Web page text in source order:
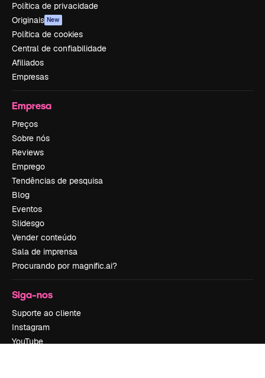
Política de privacidade
Originais New
Política de cookies
Central de confiabilidade
Afiliados
Empresas
Empresa
Preços
Sobre nós
Reviews
Emprego
Tendências de pesquisa
Blog
Eventos
Slidesgo
Vender conteúdo
Sala de imprensa
Procurando por magnific.ai?
Siga-nos
Suporte ao cliente
Instagram
YouTube